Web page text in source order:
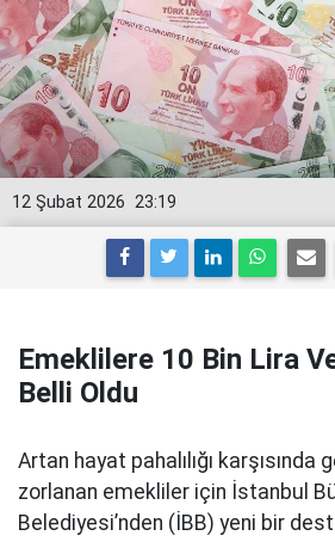
23:19
12 Şubat 2026
Emeklilere 10 Bin Lira
Belli Oldu
Artan hayat pahalılığı karşısında
zorlanan emekliler için İstanbul
Belediyesi’nden (İBB) yeni bir